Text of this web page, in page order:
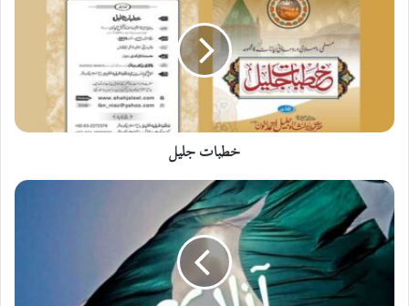
خطبات جلیل
آزادیکینعمت